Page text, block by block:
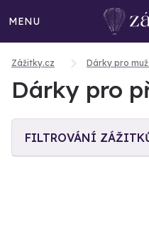
MENU
Zážitky.cz Dárky pro
Dárky pro
FILTROVÁNÍ